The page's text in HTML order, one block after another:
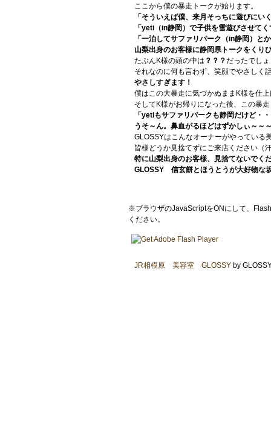
ここから僕の暴走トークが始ります。
「そういえば僕、来月そっちに遊びにい
「yeti（in静岡）で子供を雪遊びさせてく
「一泊してサファリパーク（in静岡）と
山梨出身のお客様に静岡県トークをくり
たぶんK様の頭の中は ？？？だったでしょ
それなのに何も言わず、笑顔でやさしく
やさしすぎます！
僕はこの大暴走に気づかぬままK様を仕上
そしてK様がお帰りになった後、この暴
「yetiもサファリパークも静岡だけど・・
うそ～ん。鼻血がるほどはずかしぃ～～
GLOSSYはこんなオーナーがやっている
皆様どうか見捨てずにご来店ください（汗
特に山梨出身のお客様、見捨てないでく
GLOSSY 信玄餅とほうとうが大好物な坂
※ブラウザのJavaScriptをONにして、
ください。
JR相模原 美容室 GLOSSY by